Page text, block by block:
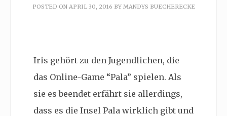
POSTED ON APRIL 30, 2016 BY MANDYS BUECHERECKE
Iris gehört zu den Jugendlichen, die
das Online-Game “Pala” spielen. Als
sie es beendet erfährt sie allerdings,
dass es die Insel Pala wirklich gibt und